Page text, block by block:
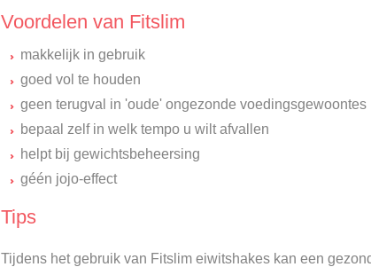
Voordelen van Fitslim
makkelijk in gebruik
goed vol te houden
geen terugval in 'oude' ongezonde voedingsgewoontes
bepaal zelf in welk tempo u wilt afvallen
helpt bij gewichtsbeheersing
géén jojo-effect
Tips
Tijdens het gebruik van Fitslim eiwitshakes kan een